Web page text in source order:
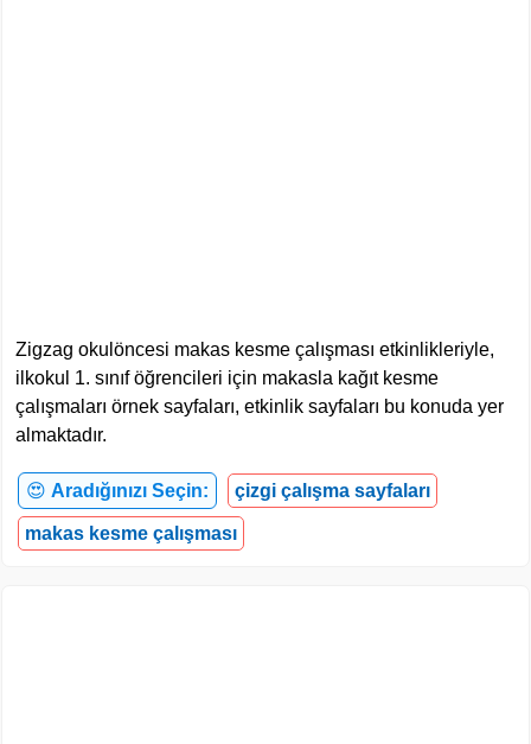
Zigzag okulöncesi makas kesme çalışması etkinlikleriyle,
ilkokul 1. sınıf öğrencileri için makasla kağıt kesme
çalışmaları örnek sayfaları, etkinlik sayfaları bu konuda yer
almaktadır.
😍 Aradığınızı Seçin: çizgi çalışma sayfaları
makas kesme çalışması